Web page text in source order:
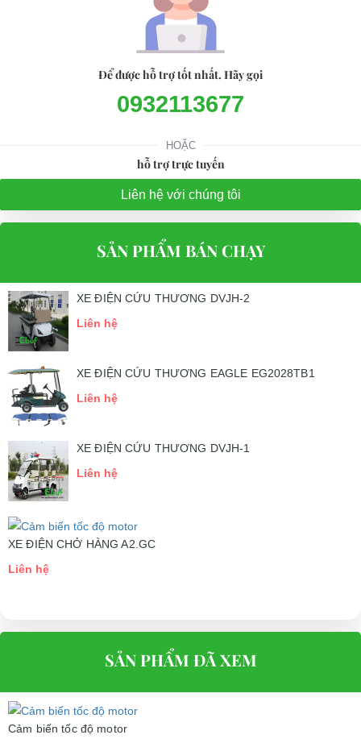
Để được hỗ trợ tốt nhất. Hãy gọi
0932113677
HOẶC
hỗ trợ trực tuyến
Liên hệ với chúng tôi
SẢN PHẨM BÁN CHẠY
XE ĐIỆN CỨU THƯƠNG DVJH-2
Liên hệ
XE ĐIỆN CỨU THƯƠNG EAGLE EG2028TB1
Liên hệ
XE ĐIỆN CỨU THƯƠNG DVJH-1
Liên hệ
XE ĐIỆN CHỞ HÀNG A2.GC
Liên hệ
SẢN PHẨM ĐÃ XEM
Cảm biến tốc độ motor